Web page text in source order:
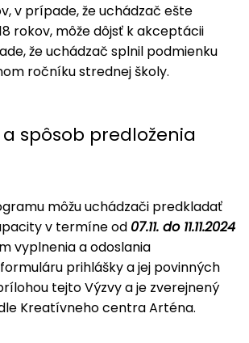
v prípade, že uchádzač ešte
rokov, môže dôjsť k akceptácii
že uchádzač splnil podmienku
ročníku strednej školy.
spôsob predloženia
môžu uchádzači predkladať
v termíne od 07.11. do 11.11.2024
vyplnenia a odoslania
prihlášky a jej povinných
tejto Výzvy a je zverejnený
Kreatívneho centra Arténa.